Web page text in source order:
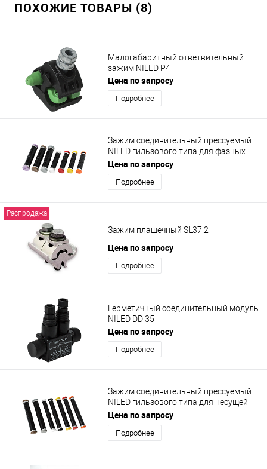
ПОХОЖИЕ ТОВАРЫ (8)
Малогабаритный ответвительный
зажим NILED Р4
Цена по запросу
Подробнее
Зажим соединительный прессуемый
NILED гильзового типа для фазных
проводников MJPT 95
Цена по запросу
Подробнее
Распродажа
Зажим плашечный SL37.2
Цена по запросу
Подробнее
Герметичный соединительный модуль
NILED DD 35
Цена по запросу
Подробнее
Зажим соединительный прессуемый
NILED гильзового типа для несущей
нулевой жилы MJPT 35N
Цена по запросу
Подробнее